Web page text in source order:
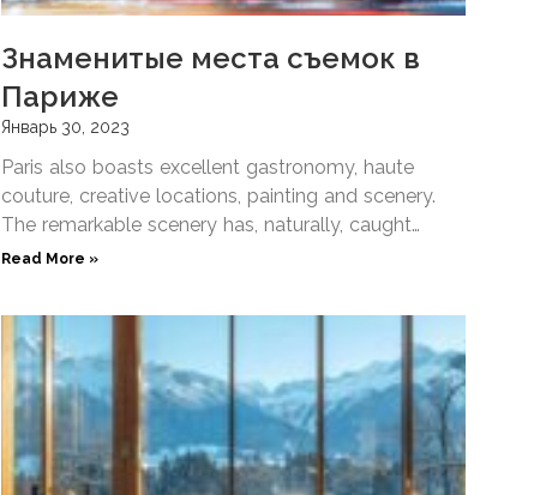
Знаменитые места съемок в
Париже
Январь 30, 2023
Paris also boasts excellent gastronomy, haute
couture, creative locations, painting and scenery.
The remarkable scenery has, naturally, caught
filmmakers attention and inspired famous filming
Read More »